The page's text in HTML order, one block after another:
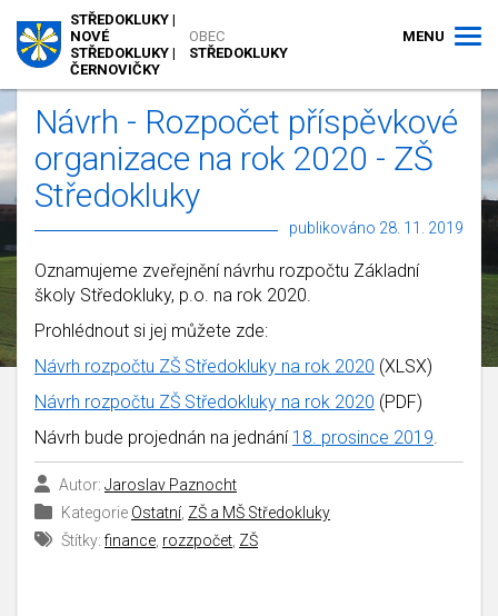
OBEC
STŘEDOKLUKY
STŘEDOKLUKY |
NOVÉ
STŘEDOKLUKY |
ČERNOVIČKY
MENU
Návrh - Rozpočet příspěvkové
organizace na rok 2020 - ZŠ
Středokluky
publikováno 28. 11. 2019
Oznamujeme zveřejnění návrhu rozpočtu Základní
školy Středokluky, p.o. na rok 2020.
Prohlédnout si jej můžete zde:
Návrh rozpočtu ZŠ Středokluky na rok 2020 (XLSX)
Návrh rozpočtu ZŠ Středokluky na rok 2020 (PDF)
Návrh bude projednán na jednání 18. prosince 2019.
Autor: Jaroslav Paznocht
Kategorie Ostatní ZŠ a MŠ Středokluky
Štítky:finance rozzpočet ZŠ